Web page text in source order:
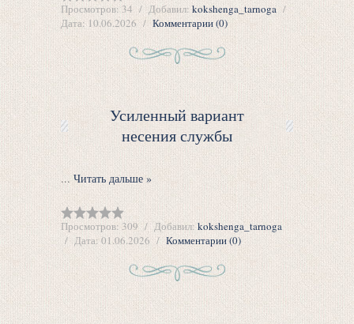
Просмотров: 34 Добавил:kokshenga_tarnoga
Дата: 10.06.2026 Комментарии (0)
Усиленный вариант
несения службы
...Читать дальше »
Просмотров: 309 Добавил: kokshenga_tarnoga
Дата: 01.06.2026 Комментарии (0)